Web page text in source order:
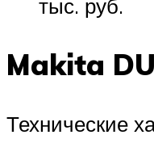
тыс. руб.
Makita
Технические